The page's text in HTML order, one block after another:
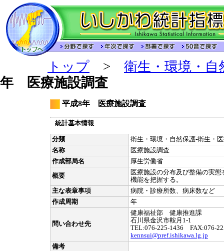
トップ > 衛生・環境・自
年 医療施設調査
平成8年 医療施設調査
統計基本情報
分類
衛生・環境・自然保護-衛生・
名称
医療施設調査
作成部局名
厚生労働省
概要
医療施設の分布及び整備の実
機能を把握する。
主な表章事項
病院・診療所数、病床数など
作成周期
年
問い合わせ先
健康福祉部 健康推進課
石川県金沢市鞍月1-1
TEL:076-225-1436 FAX:076-
kennsui@pref.ishikawa.lg.jp
備考